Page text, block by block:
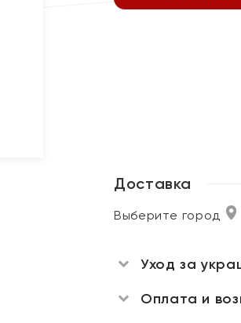
Доставка
Выберите город
Уход за
Оплата и